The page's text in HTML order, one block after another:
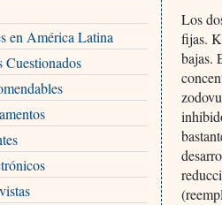
en América Latina
Cuestionados
Los
fijas.
bajas.